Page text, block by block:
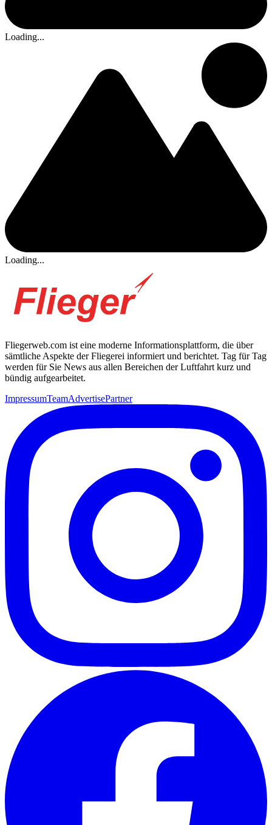
Loading...
Loading...
Fliegerweb.com ist eine moderne Informationsplattform, die über
sämtliche Aspekte der Fliegerei informiert und berichtet. Tag für Tag
werden für Sie News aus allen Bereichen der Luftfahrt kurz und
bündig aufgearbeitet.
ImpressumTeamAdvertisePartner